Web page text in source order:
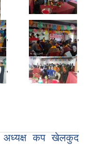
, ,
, ,
अध्यक्ष कप खेलकुद